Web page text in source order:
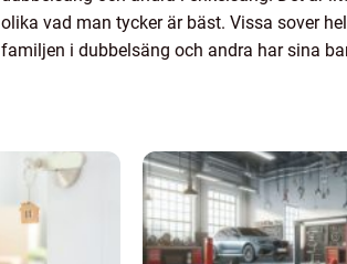
olika vad man tycker är bäst. Vissa sover
familjen i dubbelsäng och andra har sina